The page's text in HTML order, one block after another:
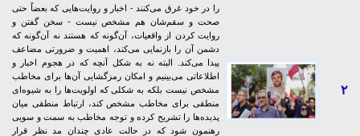
۲
را در خود غرق می‌کنند - اخبار و روایت‌هایی که بعضاً حتی
صحت و سقم‌شان هم مشخص نیست - سخن گفتن و
روایت کردن از واقعیات، آن‌گونه که هستند نه آن‌گونه که
دشمن آن را بازنمایی می‌کند، اهمیت و ضرورتی مضاعف
پیدا می‌کند. البته نه به شکل آنچه که در هجوم اخبار و
اطلاعاتی می‌بینیم و امکان رمزگشایی‌ آن‌ها برای مخاطب
مشخص نیست بلکه به شکلی که اولویت‌ها را به شیوه‌ای
منطقی برای مخاطب مشخص کند، ارتباط منطقی میان
پدیده‌ها را تشریح کرده و توجه مخاطب به سمت و سویی
رهنمون شود که در حالت عادی چندان مد نظر قرار